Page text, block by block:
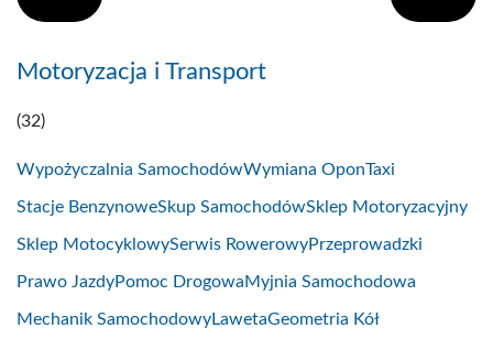
Motoryzacja i Transport
(32)
Wypożyczalnia SamochodówWymiana OponTaxi
Stacje BenzynoweSkup SamochodówSklep Motoryzacyjny
Sklep MotocyklowySerwis RowerowyPrzeprowadzki
Prawo JazdyPomoc DrogowaMyjnia Samochodowa
Mechanik SamochodowyLawetaGeometria Kół